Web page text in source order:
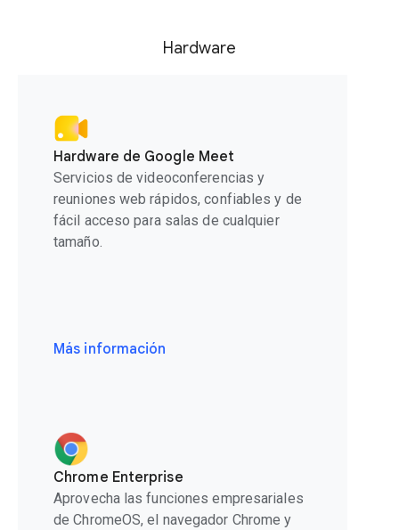
Hardware
Hardware de Google Meet
Servicios de videoconferencias y
reuniones web rápidos, confiables y de
fácil acceso para salas de cualquier
tamaño.
Más información
Chrome Enterprise
Aprovecha las funciones empresariales
de ChromeOS, el navegador Chrome y